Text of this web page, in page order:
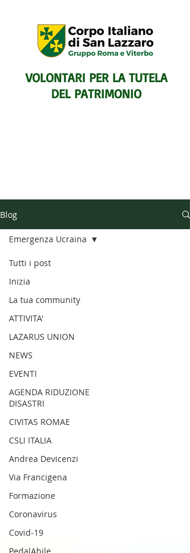
VOLONTARI PER LA TUTELA
DEL PATRIMONIO
E PER L'ASSISTENZA E IL
SENTIERISTICO, ARCHEOLOGICO,
E PER L'ASSISTENZA E IL
Blog
Tutti i post
Inizia
La tua community
ATTIVITA'
LAZARUS UNION
NEWS
EVENTI
AGENDA RIDUZIONE
DISASTRI
CIVITAS ROMAE
CSLI ITALIA
Andrea Devicenzi
Via Francigena
Formazione
Coronavirus
Covid-19
Emergenza Ucraina